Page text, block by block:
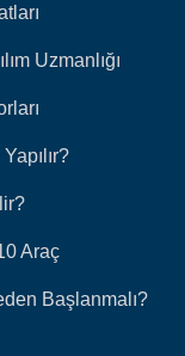
Uzmanlığı
Araç
Başlanmalı?